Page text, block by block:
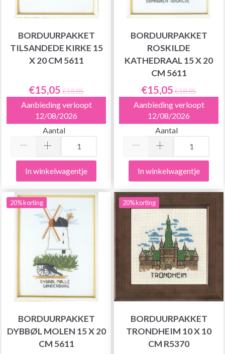
BORDUURPAKKET
TILSANDEDE KIRKE 15
X 20 CM 5611
€15,05 €18,85
Aanbieding verloopt
12/08/2026
Aantal
In winkelwagentje
BORDUURPAKKET
ROSKILDE
KATHEDRAAL 15 X 20
CM 5611
€15,05 €18,85
Aanbieding verloopt
12/08/2026
Aantal
In winkelwagentje
20% korting
BORDUURPAKKET
DYBBØL MOLEN 15 X 20
CM 5611
20% korting
BORDUURPAKKET
TRONDHEIM 10 X 10
CM R5370